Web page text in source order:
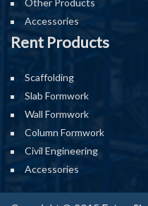
Accessories
Rent Products
Scaffolding
Slab Formwork
Wall Formwork
Column Formwork
Civil Engineering
Accessories